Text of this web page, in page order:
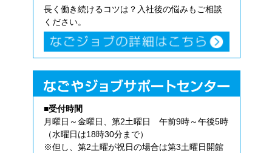
長く働き続けるコツは？入社後の悩みもご相談
ください。
■受付時間
月曜日～金曜日、第2土曜日 午前9時～午後5時
（水曜日は18時30分まで）
※但し、第2土曜が祝日の場合は第3土曜日開館